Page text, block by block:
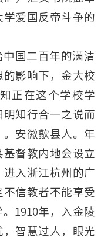
爱国反帝斗争的
国二百年的满清
影响下，金大校
正在这个学校学
知行合一之说而
安徽歙县人。年
督教内地会设立
入浙江杭州的广
信教者不能享受
1910年，入金陵
智慧过人，眼光